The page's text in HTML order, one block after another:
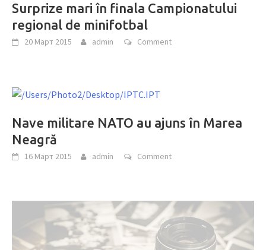
Surprize mari în finala Campionatului
regional de minifotbal
20 Март 2015 admin Comment
Nave militare NATO au ajuns în Marea
Neagră
16 Март 2015 admin Comment